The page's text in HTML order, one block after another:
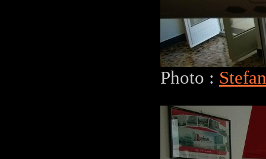
Photo :